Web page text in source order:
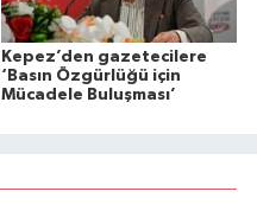
Kepez’den gazetecilere
‘Basın Özgürlüğü için
Mücadele Buluşması’